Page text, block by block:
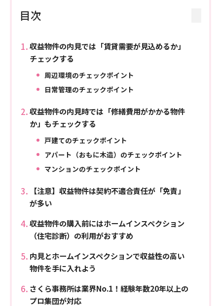
目次
収益物件の内見では「賃貸需要が見込めるか」
チェックする
周辺環境のチェックポイント
日常管理のチェックポイント
収益物件の内見時では「修繕費用がかかる物件
か」もチェックする
戸建てのチェックポイント
アパート（おもに木造）のチェックポイント
マンションのチェックポイント
【注意】収益物件は契約不適合責任が「免責」
が多い
収益物件の購入前にはホームインスペクション
（住宅診断）の利用がおすすめ
内見とホームインスペクションで収益性の高い
物件を手に入れよう
さくら事務所は業界No.1！経験年数20年以上の
プロ集団が対応